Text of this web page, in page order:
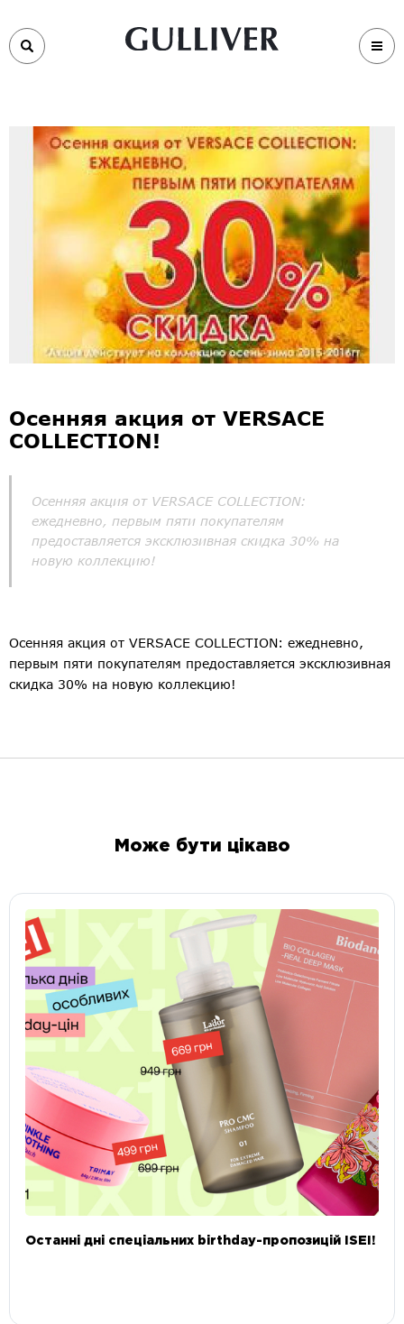
Осенняя акция от VERSACE
COLLECTION!
Осенняя акция от VERSACE COLLECTION:
ежедневно, первым пяти покупателям
предоставляется эксклюзивная скидка 30% на
новую коллекцию!
Осенняя акция от VERSACE COLLECTION: ежедневно,
первым пяти покупателям предоставляется эксклюзивная
скидка 30% на новую коллекцию!
Може бути цікаво
Останні дні спеціальних birthday-пропозицій ISEI!